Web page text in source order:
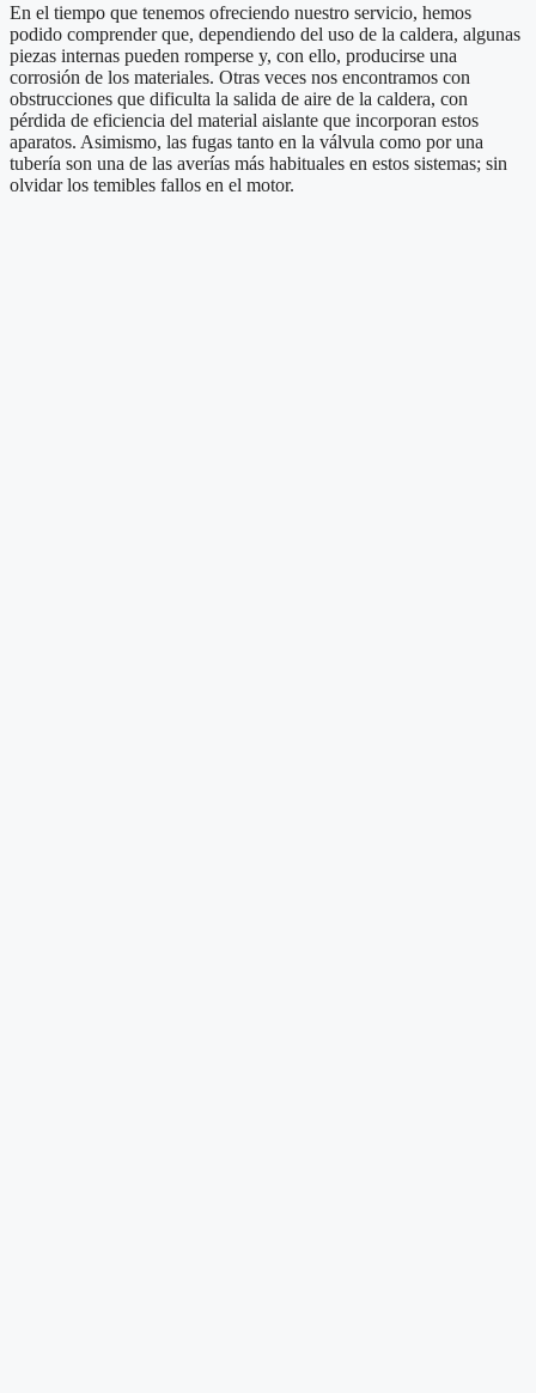
En el tiempo que tenemos ofreciendo nuestro servicio, hemos
podido comprender que, dependiendo del uso de la caldera, algunas
piezas internas pueden romperse y, con ello, producirse una
corrosión de los materiales. Otras veces nos encontramos con
obstrucciones que dificulta la salida de aire de la caldera, con
pérdida de eficiencia del material aislante que incorporan estos
aparatos. Asimismo, las fugas tanto en la válvula como por una
tubería son una de las averías más habituales en estos sistemas; sin
olvidar los temibles fallos en el motor.